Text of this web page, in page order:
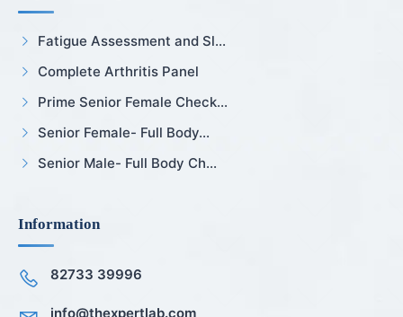
Fatigue Assessment and Sl...
Complete Arthritis Panel
Prime Senior Female Check...
Senior Female- Full Body...
Senior Male- Full Body Ch...
Information
82733 39996
info@thexpertlab.com